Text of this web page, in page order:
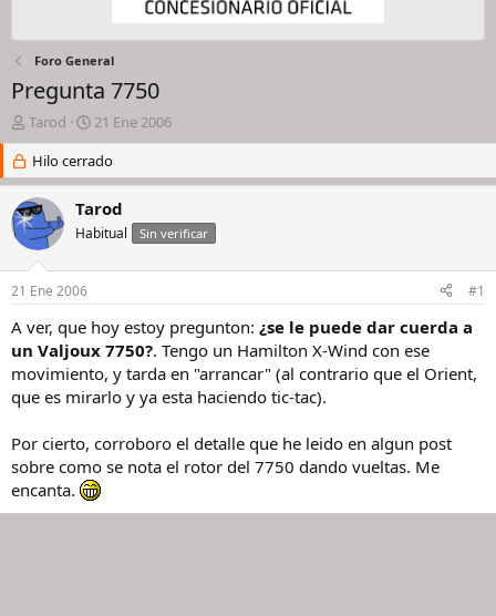
Foro General
Pregunta 7750
I
n
c
i
a
d
o
d
e
l
h
i
l
Tarod
F
e
c
h
d
e
i
c
i
o
21 Ene 2006
Hilo cerrado
Tarod
Habitual Sin verificar
21 Ene 2006 #1
A ver, que hoy estoy pregunton: ¿se le puede dar cuerda a
un Valjoux 7750?. Tengo un Hamilton X-Wind con ese
movimiento, y tarda en "arrancar" (al contrario que el Orient,
que es mirarlo y ya esta haciendo tic-tac).
Por cierto, corroboro el detalle que he leido en algun post
sobre como se nota el rotor del 7750 dando vueltas. Me
encanta.